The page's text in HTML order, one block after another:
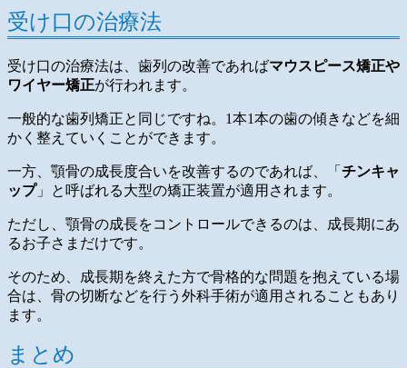
受け口の治療法
受け口の治療法は、歯列の改善であればマウスピース矯正や
ワイヤー矯正が行われます。
一般的な歯列矯正と同じですね。1本1本の歯の傾きなどを細
かく整えていくことができます。
一方、顎骨の成長度合いを改善するのであれば、「 チンキャ
ップ」と呼ばれる大型の矯正装置が適用されます。
ただし、顎骨の成長をコントロールできるのは、成長期にあ
るお子さまだけです。
そのため、成長期を終えた方で骨格的な問題を抱えている場
合は、骨の切断などを行う外科手術が適用されることもあり
ます。
まとめ